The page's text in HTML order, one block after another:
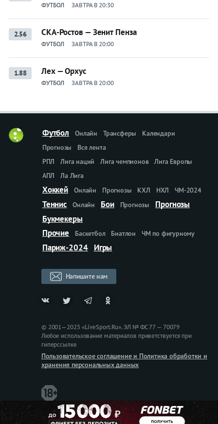
ФУТБОЛ ЗАВТРА В 20:30
2.56 СКА-Ростов — Зенит Пенза
ФУТБОЛ ЗАВТРА В 20:00
1.88 Лех — Орхус
ФУТБОЛ ЗАВТРА В 20:00
Футбол Онлайн Трансферы
Календари
Прогнозы
Вся лента
РПЛ
Лига наций Лига чемпионов
Лига Европы
АПЛ
Ла Лига
Хоккей Онлайн Прогнозы КХЛ НХЛ ЧМ-2024
Теннис Онлайн Бои Прогнозы
Прогнозы
Букмекеры
Прочие
Баскетбол Биатлон ЧМ по фигурному
Париж-2024 Игры
Напишите нам
© 2001—2025 «LiveSport.Ru». ЭЛ № ФС 77 — 70079
Любое использование материалов приветствуется при
гиперссылке
Пользовательское соглашение и Политика обработки и
хранения персональных данных